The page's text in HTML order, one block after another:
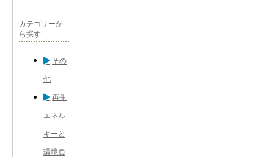
カテゴリーか
ら探す
その
他
再生
エネル
ギーと
環境負